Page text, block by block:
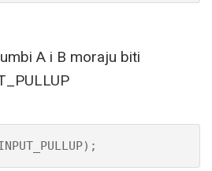
A i B moraju biti